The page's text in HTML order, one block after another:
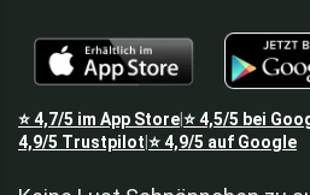
⭐4,7/5 im App Store⭐4,5/5 bei
4,9/5 Trustpilot ⭐4,9/5 auf Google